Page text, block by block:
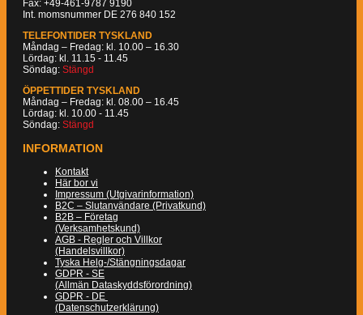
Fax: +49-461-9787 9190
Int. momsnummer DE 276 840 152
TELEFONTIDER TYSKLAND
Måndag – Fredag: kl. 10.00 – 16.30
Lördag: kl. 11.15 - 11.45
Söndag: Stängd
ÖPPETTIDER TYSKLAND
Måndag – Fredag: kl. 08.00 – 16.45
Lördag: kl. 10.00 - 11.45
Söndag: Stängd
INFORMATION
Kontakt
Här bor vi
Impressum (Utgivarinformation)
B2C – Slutanvändare (Privatkund)
B2B – Företag
(Verksamhetskund)
AGB - Regler och Villkor
(Handelsvillkor)
Tyska Helg-/Stängningsdagar
GDPR - SE
(Allmän Dataskyddsförordning)
GDPR - DE
(Datenschutzerklärung)